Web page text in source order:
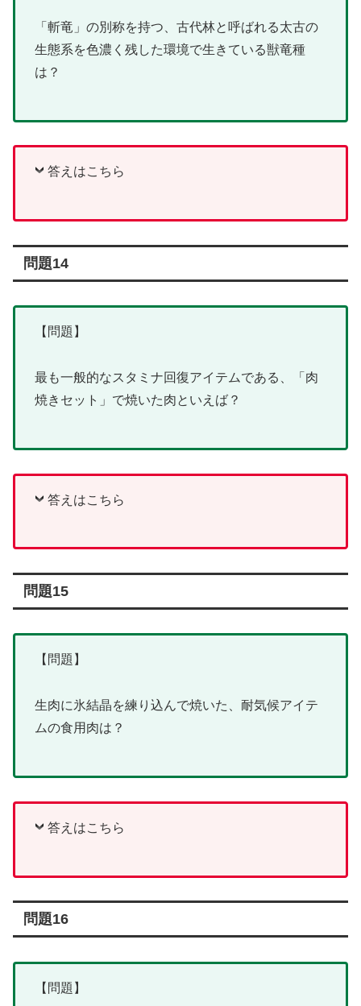
「斬竜」の別称を持つ、古代林と呼ばれる太古の
生態系を色濃く残した環境で生きている獣竜種
は？
答えはこちら
問題14
【問題】
最も一般的なスタミナ回復アイテムである、「肉
焼きセット」で焼いた肉といえば？
答えはこちら
問題15
【問題】
生肉に氷結晶を練り込んで焼いた、耐気候アイテ
ムの食用肉は？
答えはこちら
問題16
【問題】